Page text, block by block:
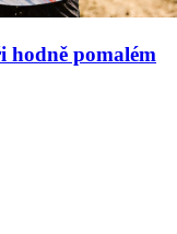
pomalém